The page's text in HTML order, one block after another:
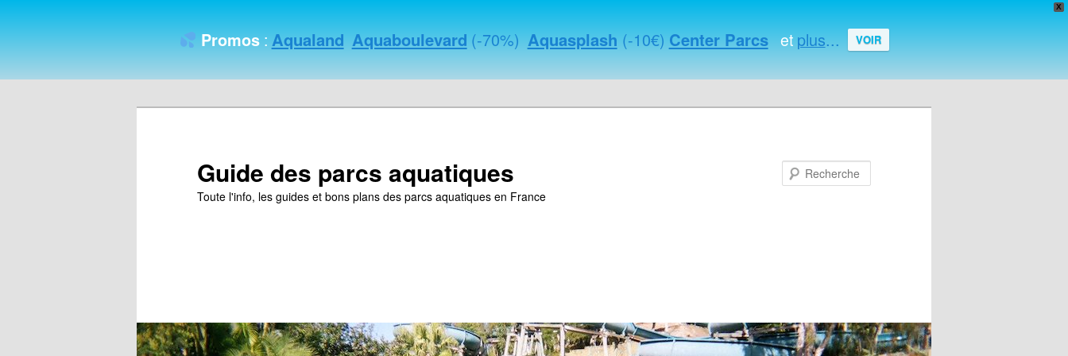
X
Promos:Aqualand Aquaboulevard(-70%) Aquasplash (-10€)Center Parcsetplus... VOIR
Guide des parcs aquatiques
Toute l'info, les guides et bons plans des parcs aquatiques en France